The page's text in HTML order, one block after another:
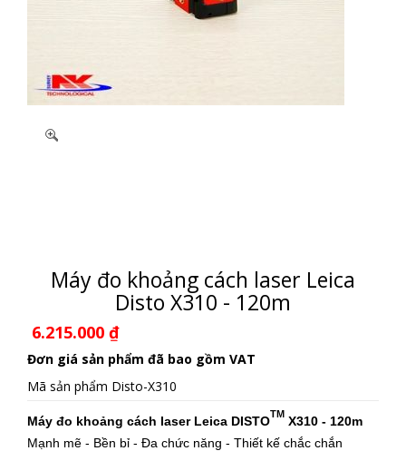
Máy đo khoảng cách laser Leica
Disto X310 - 120m
6.215.000 ₫
Đơn giá sản phẩm đã bao gồm VAT
Mã sản phẩm Disto-X310
Máy đo khoảng cách laser Leica DISTOTM X310 - 120m
Mạnh mẽ - Bền bỉ - Đa chức năng - Thiết kế chắc chắn